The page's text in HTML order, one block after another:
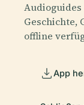
Audioguides
Geschichte,
offline
App